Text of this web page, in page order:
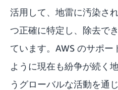
活用して、地雷に汚染さ
つ正確に特定し、除去で
ています。AWS のサポ
ように現在も紛争が続く
うグローバルな活動を通